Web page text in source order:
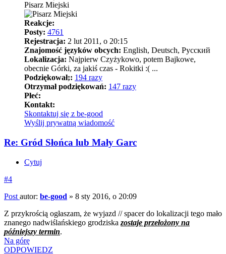
Pisarz Miejski
Reakcje:
Posty: 4761
Rejestracja: 2 lut 2011, o 20:15
Znajomość języków obcych: English, Deutsch, Pусский
Lokalizacja: Najpierw Czyżykowo, potem Bajkowe,
obecnie Górki, za jakiś czas - Rokitki :( ...
Podziękował;: 194 razy
Otrzymał podziękowań: 147 razy
Płeć:
Kontakt:
Skontaktuj się z be-good
Wyślij prywatną wiadomość
Re: Gród Słońca lub Mały Garc
Cytuj
#4
Post autor: be-good » 8 sty 2016, o 20:09
Z przykrością ogłaszam, że wyjazd // spacer do lokalizacji tego mało
znanego nadwiślańskiego grodziska zostaje przełożony na
późniejszy termin.
Na górę
ODPOWIEDZ